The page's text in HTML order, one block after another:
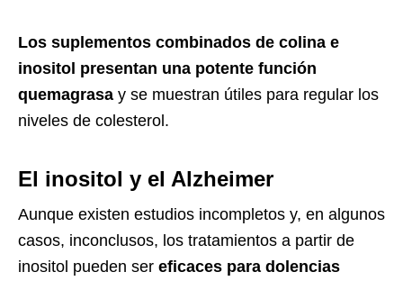
Los suplementos combinados de colina e
inositol presentan una potente función
quemagrasa y se muestran útiles para regular los
niveles de colesterol.
El inositol y el Alzheimer
Aunque existen estudios incompletos y, en algunos
casos, inconclusos, los tratamientos a partir de
inositol pueden ser eficaces para dolencias